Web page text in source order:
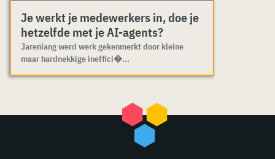
Je werkt je medewerkers in, doe je
hetzelfde met je AI-agents?
Jarenlang werd werk gekenmerkt door kleine
maar hardnekkige ineffici�...